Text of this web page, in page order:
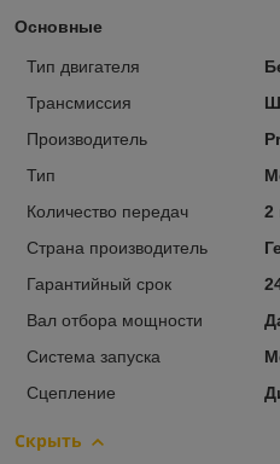
Основные
Тип двигателя
Трансмиссия
Производитель
Тип
Количество передач
2
Страна производитель
Гарантийный срок
Вал отбора мощности
Система запуска
Сцепление
Скрыть